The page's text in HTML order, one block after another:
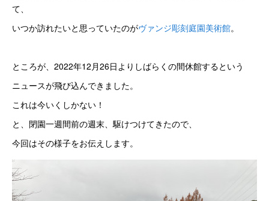
て、
いつか訪れたいと思っていたのがヴァンジ彫刻庭園美術館。
ところが、2022年12月26日よりしばらくの間休館するという
ニュースが飛び込んできました。
これは今いくしかない！
と、閉園一週間前の週末、駆けつけてきたので、
今回はその様子をお伝えします。